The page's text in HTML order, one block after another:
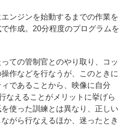
ンジンを始動するまでの作業を
作成。20分程度のプログラムを
ての管制官とのやり取り、コッ
作などを行なうが、このときに
であることから、映像に自分
なえることがメリットに挙げら
使った訓練とは異なり、正しい
がら行なえるほか、迷ったとき